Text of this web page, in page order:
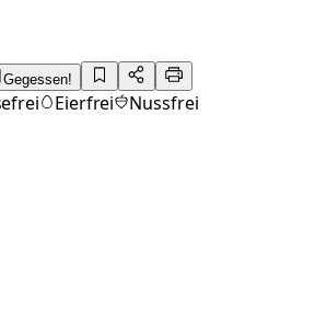
Gegessen!
Eierfrei Nussfrei